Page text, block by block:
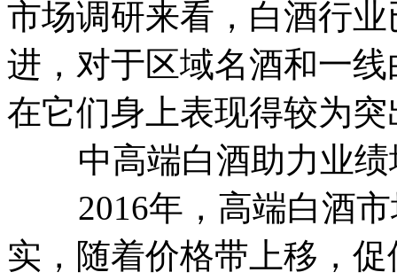
市场调研来看，白酒行
进，对于区域名酒和一
在它们身上表现得较为突
中高端白酒助力业绩
2016年，高端白酒市
实，随着价格带上移，